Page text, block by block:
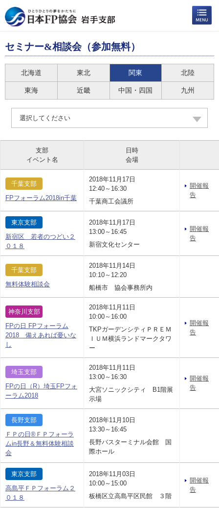
セミナー&相談会（参加無料）
北海道 東北 関東 北陸
東海 近畿 中国・四国 九州
選択してください
支部
イベント名
日時
会場
千葉支部
FPフォーラム2018in千葉
2018年11月17日
12:40～16:30
千葉商工会議所
開催報
告
東京支部
新宿区 若者のつどい２
０１８
2018年11月17日
13:00～16:45
新宿文化センター
開催報
告
千葉支部
無料体験相談会
2018年11月14日
10:10～12:20
船橋市 協会事務所内
神奈川支部
FPの日 FPフォーラム
2018 備えあれば憂いな
し
2018年11月11日
10:00～16:00
TKPガーデンシティＰＲＥＭ
ＩＵＭ横浜ランドマークタワ
ー
開催報
告
埼玉支部
FPの日（R）埼玉FPフォ
ーラム2018
2018年11月11日
13:00～16:30
大宮ソニックシティ B1階展
示場
開催報
告
長野支部
ＦＰの日®ＦＰフォーラ
ムin長野＆無料体験相談
会
2018年11月10日
13:30～16:45
長野バスターミナル会館 国
際ホール
東京支部
高島平ＦＰフォーラム２
０１８
2018年11月03日
10:00～15:00
板橋区立高島平区民館 ３階
開催報
告